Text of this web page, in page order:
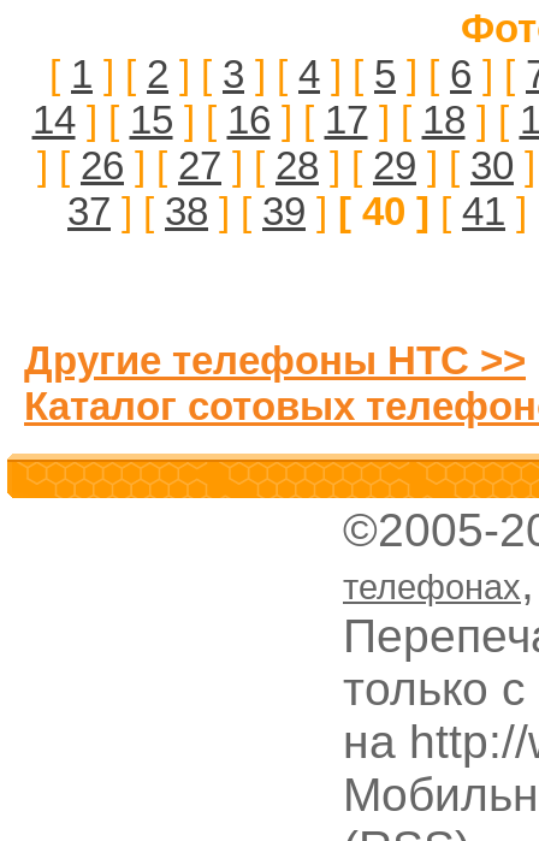
[ 1 ] [ 2 ] [ 3 ] [ 4 ] [ 5 ] [ 6 ] [
14] [ 15 ] [ 16 ] [ 17 ] [ 18 ] [
] [ 26 ] [ 27 ] [ 28 ] [ 29 ] [ 30
37 ] [ 38 ] [ 39 ] [ 40 ] [ 41 ]
Другие телефоны HTC >>
Каталог сотовых
©2005-
телефонах
только
на